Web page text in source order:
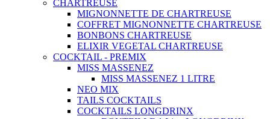
CHARTREUSE
MIGNONNETTE DE CHARTREUSE
COFFRET MIGNONNETTE CHARTREUSE
BONBONS CHARTREUSE
ELIXIR VEGETAL CHARTREUSE
COCKTAIL - PREMIX
MISS MASSENEZ
MISS MASSENEZ 1 LITRE
NEO MIX
TAILS COCKTAILS
COCKTAILS LONGDRINX